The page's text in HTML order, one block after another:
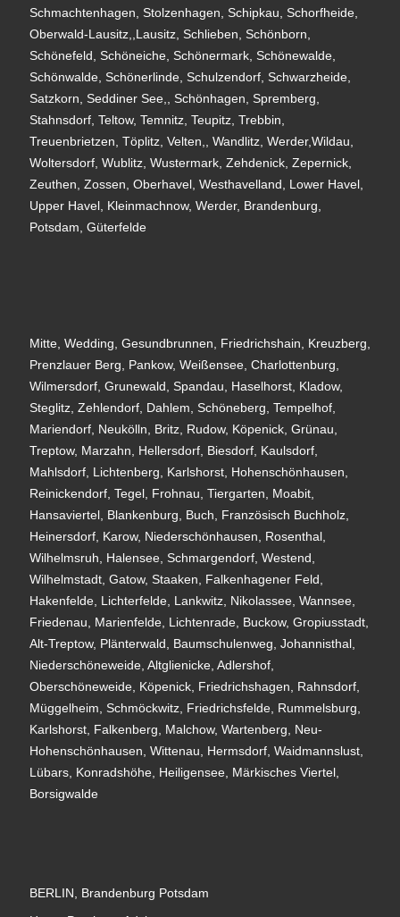
Schmachtenhagen, Stolzenhagen, Schipkau, Schorfheide,
Oberwald-Lausitz,,Lausitz, Schlieben, Schönborn,
Schönefeld, Schöneiche, Schönermark, Schönewalde,
Schönwalde, Schönerlinde, Schulzendorf, Schwarzheide,
Satzkorn, Seddiner See,, Schönhagen, Spremberg,
Stahnsdorf, Teltow, Temnitz, Teupitz, Trebbin,
Treuenbrietzen, Töplitz, Velten,, Wandlitz, Werder,Wildau,
Woltersdorf, Wublitz, Wustermark, Zehdenick, Zepernick,
Zeuthen, Zossen, Oberhavel, Westhavelland, Lower Havel,
Upper Havel, Kleinmachnow, Werder, Brandenburg,
Potsdam, Güterfelde
Mitte, Wedding, Gesundbrunnen, Friedrichshain, Kreuzberg,
Prenzlauer Berg, Pankow, Weißensee, Charlottenburg,
Wilmersdorf, Grunewald, Spandau, Haselhorst, Kladow,
Steglitz, Zehlendorf, Dahlem, Schöneberg, Tempelhof,
Mariendorf, Neukölln, Britz, Rudow, Köpenick, Grünau,
Treptow, Marzahn, Hellersdorf, Biesdorf, Kaulsdorf,
Mahlsdorf, Lichtenberg, Karlshorst, Hohenschönhausen,
Reinickendorf, Tegel, Frohnau, Tiergarten, Moabit,
Hansaviertel, Blankenburg, Buch, Französisch Buchholz,
Heinersdorf, Karow, Niederschönhausen, Rosenthal,
Wilhelmsruh, Halensee, Schmargendorf, Westend,
Wilhelmstadt, Gatow, Staaken, Falkenhagener Feld,
Hakenfelde, Lichterfelde, Lankwitz, Nikolassee, Wannsee,
Friedenau, Marienfelde, Lichtenrade, Buckow, Gropiusstadt,
Alt-Treptow, Plänterwald, Baumschulenweg, Johannisthal,
Niederschöneweide, Altglienicke, Adlershof,
Oberschöneweide, Köpenick, Friedrichshagen, Rahnsdorf,
Müggelheim, Schmöckwitz, Friedrichsfelde, Rummelsburg,
Karlshorst, Falkenberg, Malchow, Wartenberg, Neu-
Hohenschönhausen, Wittenau, Hermsdorf, Waidmannslust,
Lübars, Konradshöhe, Heiligensee, Märkisches Viertel,
Borsigwalde
BERLIN, Brandenburg Potsdam